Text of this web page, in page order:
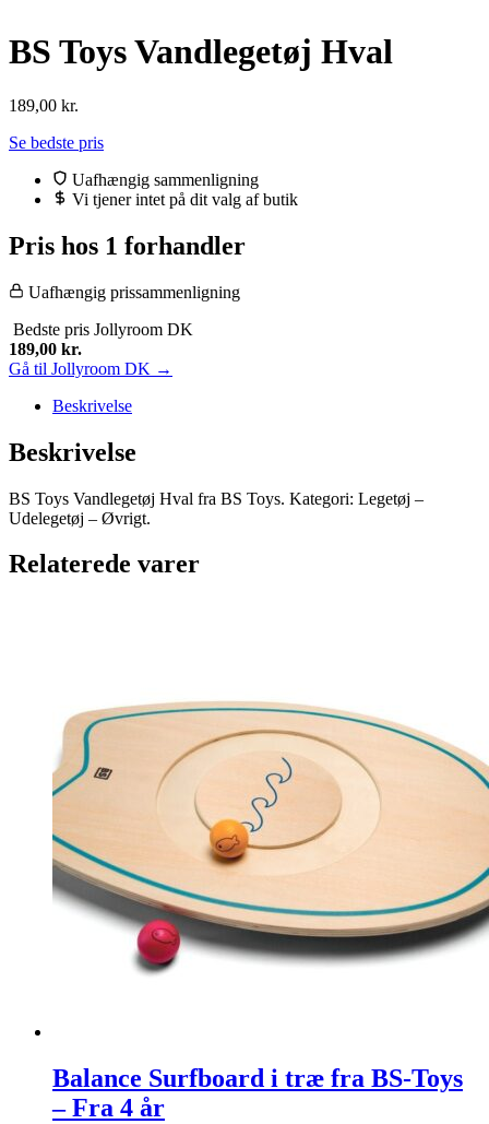
BS Toys Vandlegetøj Hval
189,00 kr.
Se bedste pris
Uafhængig sammenligning
Vi tjener intet på dit valg af butik
Pris hos 1 forhandler
Uafhængig prissammenligning
Bedste pris Jollyroom DK
189,00 kr.
Gå til Jollyroom DK →
Beskrivelse
Beskrivelse
BS Toys Vandlegetøj Hval fra BS Toys. Kategori: Legetøj –
Udelegetøj – Øvrigt.
Relaterede varer
Balance Surfboard i træ fra BS-Toys
– Fra 4 år